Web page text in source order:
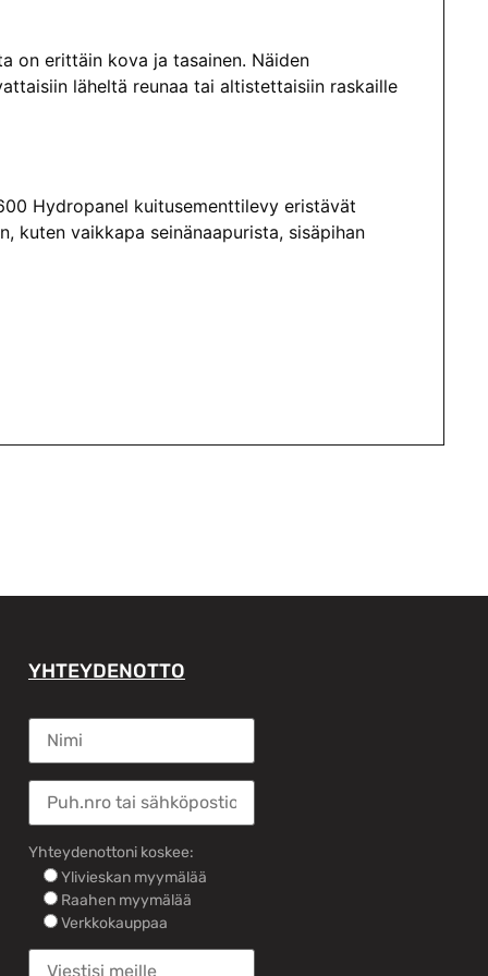
on erittäin kova ja tasainen. Näiden
läheltä reunaa tai altistettaisiin raskaille
Hydropanel kuitusementtilevy eristävät
kuten vaikkapa seinänaapurista, sisäpihan
YHTEYDENOTTO
Yhteydenottoni koskee:
Ylivieskan myymälää
Raahen myymälää
Verkkokauppaa